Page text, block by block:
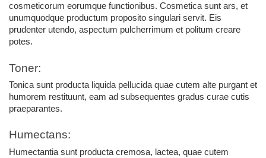
cosmeticorum eorumque functionibus. Cosmetica sunt ars, et
unumquodque productum proposito singulari servit. Eis
prudenter utendo, aspectum pulcherrimum et politum creare
potes.
Toner:
Tonica sunt producta liquida pellucida quae cutem alte purgant et
humorem restituunt, eam ad subsequentes gradus curae cutis
praeparantes.
Humectans:
Humectantia sunt producta cremosa, lactea, quae cutem